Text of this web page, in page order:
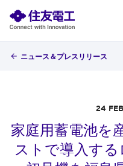
ニュース＆プレスリリース
24
家庭用蓄電池を
ストで導入す